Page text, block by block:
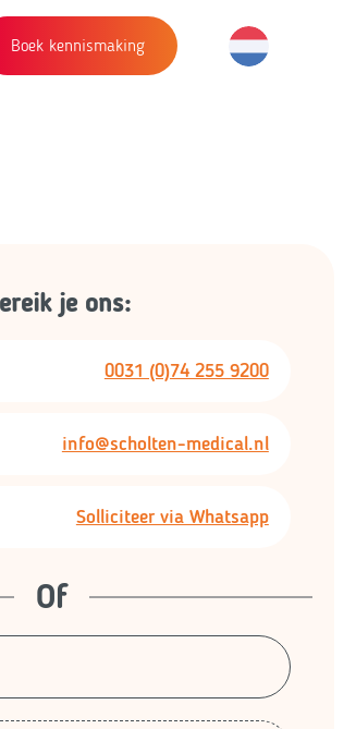
Boek kennismaking
je ons:
0031 (0)74 255 9200
info@scholten-medical.nl
Solliciteer via Whatsapp
Of